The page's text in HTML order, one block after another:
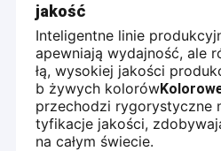
jakość
Inteligentne linie
apewniają wydajność, ale
łą, wysokiej jakości
b żywych kolorów
przechodzi rygorystyczne
tyfikacje jakości,
na całym świecie.